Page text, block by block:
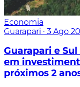
Economia
Guarapari · 3 Ago
Guarapari e Sul
em
próximos 2